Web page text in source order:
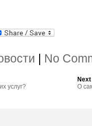
No
услуг?
О